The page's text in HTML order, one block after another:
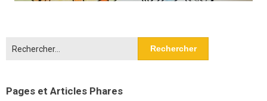
Pages et Articles Phares